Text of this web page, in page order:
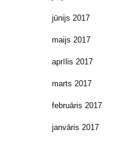
jūnijs 2017
maijs 2017
aprīlis 2017
marts 2017
februāris 2017
janvāris 2017